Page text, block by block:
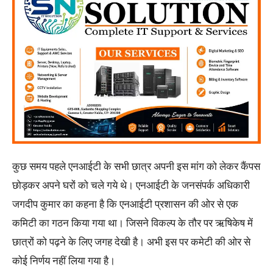
कुछ समय पहले एनआईटी के सभी छात्र अपनी इस मांग को लेकर कैंपस
छोड़कर अपने घरों को चले गये थे। एनआईटी के जनसंपर्क अधिकारी
जगदीप कुमार का कहना है कि एनआईटी प्रशासन की ओर से एक
कमिटी का गठन किया गया था। जिसने विकल्प के तौर पर ऋषिकेष में
छात्रों को पढ़ने के लिए जगह देखी है। अभी इस पर कमेटी की ओर से
कोई निर्णय नहीं लिया गया है।